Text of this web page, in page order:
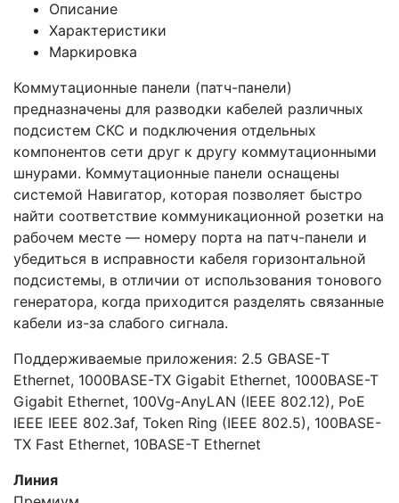
Описание
Характеристики
Маркировка
Коммутационные панели (патч-панели)
предназначены для разводки кабелей различных
подсистем СКС и подключения отдельных
компонентов сети друг к другу коммутационными
шнурами. Коммутационные панели оснащены
системой Навигатор, которая позволяет быстро
найти соответствие коммуникационной розетки на
рабочем месте — номеру порта на патч-панели и
убедиться в исправности кабеля горизонтальной
подсистемы, в отличии от использования тонового
генератора, когда приходится разделять связанные
кабели из-за слабого сигнала.
Поддерживаемые приложения: 2.5 GBASE-Т
Ethernet, 1000BASE-TX Gigabit Ethernet, 1000BASE-T
Gigabit Ethernet, 100Vg-AnyLAN (IEEE 802.12), PoE
IEEE IEEE 802.3af, Token Ring (IEEE 802.5), 100BASE-
TX Fast Ethernet, 10BASE-T Ethernet
Линия